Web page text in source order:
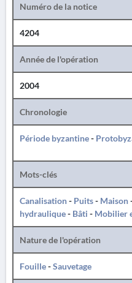
Numéro de la notice
4204
Année de l'opération
2004
Chronologie
Période byzantine-
Mots-clés
Canalisation- Puits- Maison
hydraulique- Bâti - Mobilier
Nature de l'opération
Fouille-Sauvetage